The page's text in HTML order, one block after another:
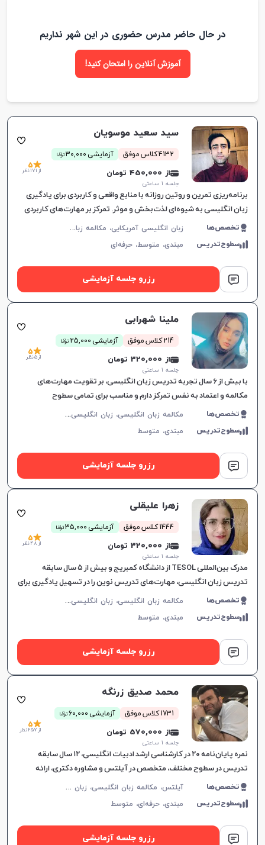
در حال حاضر مدرس حضوری در این شهر نداریم
آموزش آنلاین را امتحان کنید!
سید سعید موسویان
4132 کلاس موفق آزمایشی 30,000 توما
ن
از 450,000 تومان
جلسه ۱ ساعتی
5
از 171 نظر
برنامه‌ریزی تمرین و روتین روزانه با منابع واقعی و کاربردی برای یادگیری
زبان انگلیسی به شیوه‌ای لذت‌بخش و موثر. تمرکز بر مهارت‌های کاربردی
در زندگی روزمره.
تخصص‌ها ز
بان انگلیسی آمریکایی، مکالمه زبان انگلیسی، زبان انگلیسی عمومی، گرامر زبان انگلیسی
سطوح‌تدریس مبتدی، متوسط،حرفه‌ای
رزرو جلسه آزمایشی
ملینا شهرابی
214 کلاس موفق آزمایشی 25,000 توما
ن
از 320,000 تومان
جلسه ۱ ساعتی
5
از 5 نظر
با بیش از ۶ سال تجربه تدریس زبان انگلیسی، بر تقویت مهارت‌های
مکالمه و اعتماد به نفس تمرکز دارم و مناسب برای تمامی سطوح
زبان‌آموزان هستم.
تخصص‌ها م
کالمه زبان انگلیسی، زبان انگلیسی عمومی، گرامر زبان انگلیسی، زبان انگلیسی آمریکایی، زبان انگلیسی کنکور سراسری، زبان انگلیسی هفتم دبیرستان، زبان انگلیسی هشتم دبیرستان، زبان انگلیسی نهم دبیرستان، زبان انگلیسی دهم دبیرستان، زبان انگلیسی یازدهم دبیرستان، زبان انگلیسی دوازدهم دبیرستان، زبان انگلیسی کودکان
سطوح‌تدریس مبتدی، متوسط
رزرو جلسه آزمایشی
زهرا علیقلی
1444 کلاس موفق آزمایشی 35,000 توما
ن
از 320,000 تومان
جلسه ۱ ساعتی
5
از 48 نظر
مدرک بین‌المللی TESOL از دانشگاه کمبریج و بیش از ۵ سال سابقه
تدریس زبان انگلیسی، مهارت‌های تدریس نوین را در تسهیل یادگیری برای
همه گروه‌های سنی به کار می‌گیرد.
تخصص‌ها م
کالمه زبان انگلیسی، زبان انگلیسی عمومی، گرامر زبان انگلیسی، زبان انگلیسی آمریکایی، زبان انگلیسی هفتم دبیرستان، زبان انگلیسی هشتم دبیرستان، زبان انگلیسی نهم دبیرستان، زبان انگلیسی دهم دبیرستان، زبان انگلیسی یازدهم دبیرستان، زبان انگلیسی دوازدهم دبیرستان
سطوح‌تدریس مبتدی، متوسط
رزرو جلسه آزمایشی
محمد صدیق زرنگه
1731 کلاس موفق آزمایشی 60,000 توما
ن
از 570,000 تومان
جلسه ۱ ساعتی
5
از 257 نظر
نمره پایان‌نامه ۲۰ در کارشناسی ارشد ادبیات انگلیسی، ۱۲ سال سابقه
تدریس در سطوح مختلف، متخصص در آیلتس و مشاوره دکتری، ارائه
آموزش‌های هدفمند مکالمه.
تخصص‌ها آ
یلتس، مکالمه زبان انگلیسی، زبان انگلیسی عمومی، گرامر زبان انگلیسی، زبان انگلیسی بریتیش، زبان انگلیسی آمریکایی، زبان انگلیسی کنکور سراسری، زبان انگلیسی کنکور ارشد، زبان انگلیسی کنکور کاردانی
سطوح‌تدریس مبتدی،حرفه‌ای، متوسط
رزرو جلسه آزمایشی